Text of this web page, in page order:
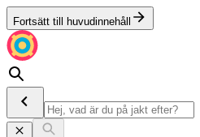
Fortsätt till huvudinnehåll